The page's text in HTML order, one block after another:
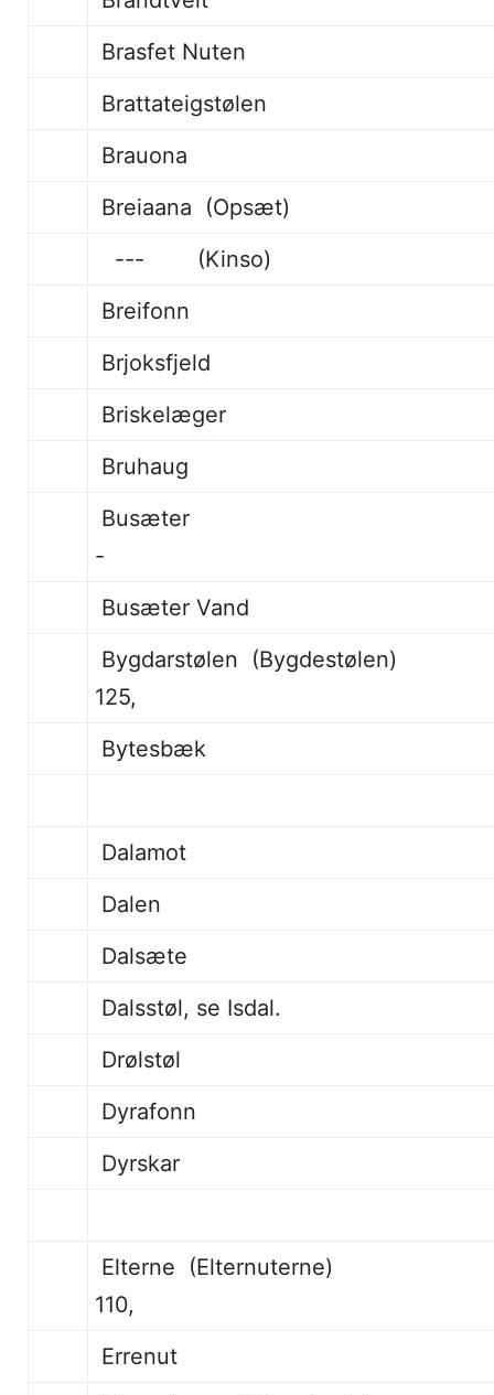
Brasfet Nuten
Brattateigstølen
Breiaana (Opsæt)
--- (Kinso)
Breifonn
Brjoksfjeld
Bruhaug
-
Busæter Vand
Bygdarstølen
125,
Bytesbæk
Dalen 11
Dalsæte
Dalsstøl, se Isdal.
Drølstøl
Dyrafonn
Dyrskar 129,
Elterne
110,
Errenut